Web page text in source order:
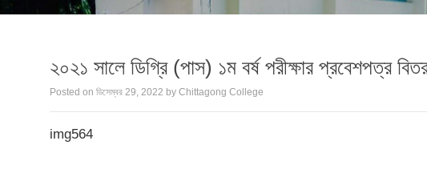
২০২১ সালে ডিগ্রি (পাস) ১ম বর্ষ পরীক্ষার প্রবেশপত্র
Posted on ডিসেম্বর 29, 2022 by Chittagong College
img564